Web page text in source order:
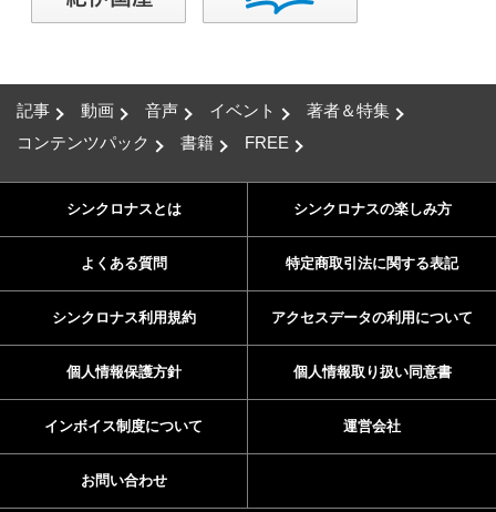
記事 動画 音声 イベント
著者＆特集
コンテンツパック
書籍 FREE
シンクロナスとは シンクロナスの楽しみ方
よくある質問 特定商取引法に関する表記
シンクロナス利用規約 アクセスデータの利用について
個人情報保護方針 個人情報取り扱い同意書
インボイス制度について 運営会社
お問い合わせ